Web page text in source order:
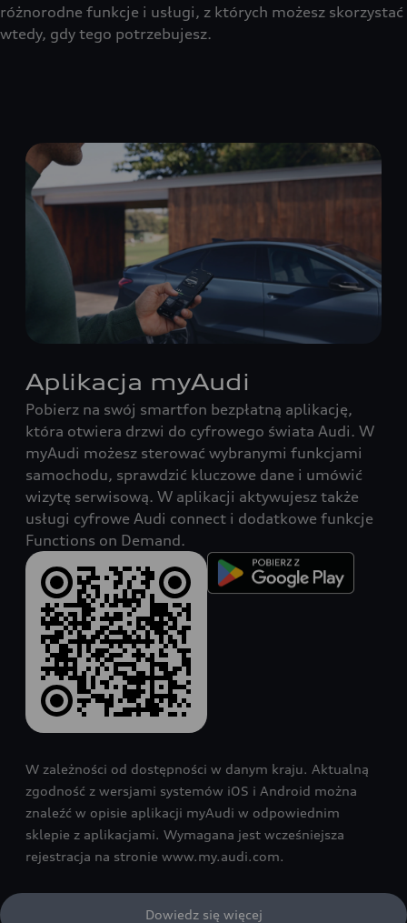
różnorodne funkcje i usługi, z których możesz skorzystać
wtedy, gdy tego potrzebujesz.
Aplikacja myAudi
Pobierz na swój smartfon bezpłatną aplikację,
która otwiera drzwi do cyfrowego świata Audi. W
myAudi możesz sterować wybranymi funkcjami
samochodu, sprawdzić kluczowe dane i umówić
wizytę serwisową. W aplikacji aktywujesz także
usługi cyfrowe Audi connect i dodatkowe funkcje
Functions on Demand.
W zależności od dostępności w danym kraju. Aktualną
zgodność z wersjami systemów iOS i Android można
znaleźć w opisie aplikacji myAudi w odpowiednim
sklepie z aplikacjami. Wymagana jest wcześniejsza
rejestracja na stronie www.my.audi.com.
Dowiedz się więcej